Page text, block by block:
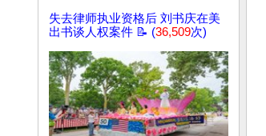
失去律师执业资格后 刘书庆在美
出书谈人权案件 📝 (36,509次)